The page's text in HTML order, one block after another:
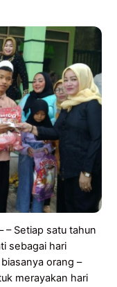
– Setiap satu tahun
sebagai hari
orang –
merayakan hari